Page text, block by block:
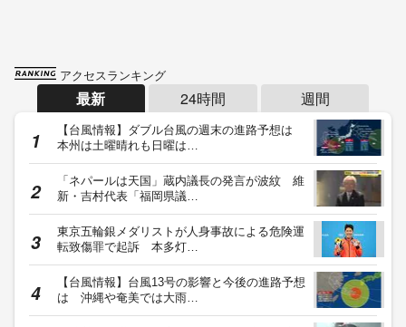
アクセスランキング
最新 24時間 週間
【台風情報】ダブル台風の週末の進路予想は
本州は土曜晴れも日曜は…
「ネパールは天国」蔵内議長の発言が波紋 維
新・吉村代表「福岡県議…
東京五輪銀メダリストが人身事故による危険運
転致傷罪で起訴 本多灯…
【台風情報】台風13号の影響と今後の進路予想
は 沖縄や奄美では大雨…